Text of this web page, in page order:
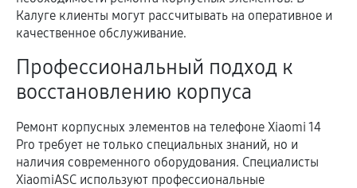
Калуге клиенты могут рассчитывать на оперативное и
качественное обслуживание.
Профессиональный подход к
восстановлению корпуса
Ремонт корпусных элементов на телефоне Xiaomi 14
Pro требует не только специальных знаний, но и
наличия современного оборудования. Специалисты
XiaomiASC используют профессиональные